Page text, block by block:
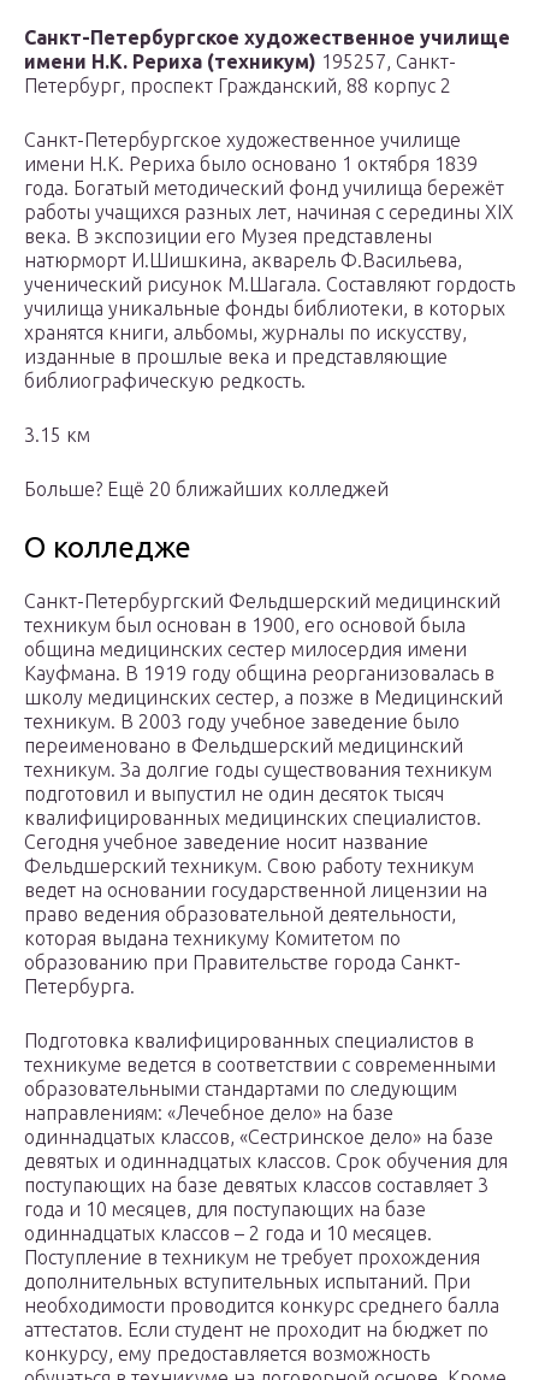
Санкт-Петербургское художественное училище
имени Н.К. Рериха (техникум) 195257, Санкт-
Петербург, проспект Гражданский, 88 корпус 2
Санкт-Петербургское художественное училище
имени Н.К. Рериха было основано 1 октября 1839
года. Богатый методический фонд училища бережёт
работы учащихся разных лет, начиная с середины ХIХ
века. В экспозиции его Музея представлены
натюрморт И.Шишкина, акварель Ф.Васильева,
ученический рисунок М.Шагала. Составляют гордость
училища уникальные фонды библиотеки, в которых
хранятся книги, альбомы, журналы по искусству,
изданные в прошлые века и представляющие
библиографическую редкость.
3.15 км
Больше? Ещё 20 ближайших колледжей
О колледже
Санкт-Петербургский Фельдшерский медицинский
техникум был основан в 1900, его основой была
община медицинских сестер милосердия имени
Кауфмана. В 1919 году община реорганизовалась в
школу медицинских сестер, а позже в Медицинский
техникум. В 2003 году учебное заведение было
переименовано в Фельдшерский медицинский
техникум. За долгие годы существования техникум
подготовил и выпустил не один десяток тысяч
квалифицированных медицинских специалистов.
Сегодня учебное заведение носит название
Фельдшерский техникум. Свою работу техникум
ведет на основании государственной лицензии на
право ведения образовательной деятельности,
которая выдана техникуму Комитетом по
образованию при Правительстве города Санкт-
Петербурга.
Подготовка квалифицированных специалистов в
техникуме ведется в соответствии с современными
образовательными стандартами по следующим
направлениям: «Лечебное дело» на базе
одиннадцатых классов, «Сестринское дело» на базе
девятых и одиннадцатых классов. Срок обучения для
поступающих на базе девятых классов составляет 3
года и 10 месяцев, для поступающих на базе
одиннадцатых классов – 2 года и 10 месяцев.
Поступление в техникум не требует прохождения
дополнительных вступительных испытаний. При
необходимости проводится конкурс среднего балла
аттестатов. Если студент не проходит на бюджет по
конкурсу, ему предоставляется возможность